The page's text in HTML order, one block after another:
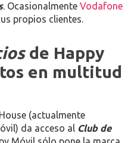
. Ocasionalmente Vodafone
propios clientes.
de Happy
en multitud
(actualmente
da acceso al Club de